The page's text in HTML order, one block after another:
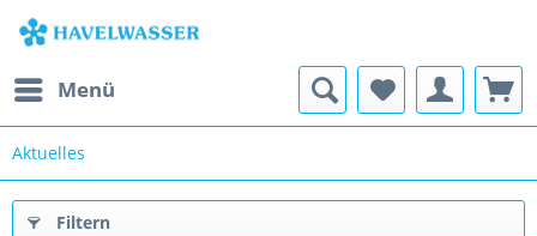
Menü
Aktuelles
Filtern